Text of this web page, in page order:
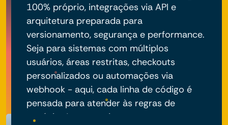
100% próprio, integrações via API e
arquitetura preparada para
versionamento, segurança e performance.
Seja para sistemas com múltiplos
usuários, áreas restritas, checkouts
personalizados ou automações via
webhook - aqui, cada linha de código é
pensada para atender às regras de
negócio do seu projeto.